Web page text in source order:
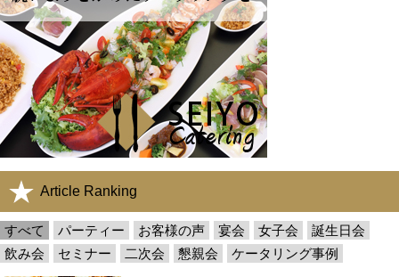
Article Ranking
すべて パーティー お客様の声 宴会 女子会
誕生日会
飲み会
セミナー 二次会 懇親会 ケータリング事例